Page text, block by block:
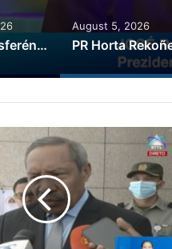
Kazu Transferénsia Osan Millaun 42 Husi Singapura, Advogadu Sei Halo Rekursu
August 5, 2026